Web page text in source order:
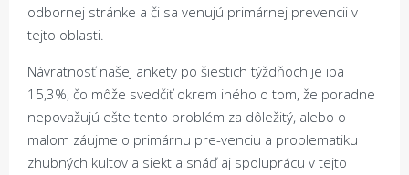
odbornej stránke a či sa venujú primárnej prevencii v
tejto oblasti.
Návratnosť našej ankety po šiestich týždňoch je iba
15,3%, čo môže svedčiť okrem iného o tom, že poradne
nepovažujú ešte tento problém za dôležitý, alebo o
malom záujme o primárnu pre-venciu a problematiku
zhubných kultov a siekt a snáď aj spoluprácu v tejto